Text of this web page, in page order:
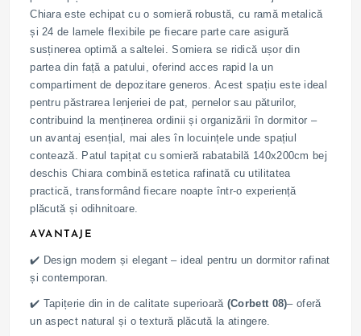
Chiara este echipat cu o somieră robustă, cu ramă metalică
și 24 de lamele flexibile pe fiecare parte care asigură
susținerea optimă a saltelei. Somiera se ridică ușor din
partea din față a patului, oferind acces rapid la un
compartiment de depozitare generos. Acest spațiu este ideal
pentru păstrarea lenjeriei de pat, pernelor sau păturilor,
contribuind la menținerea ordinii și organizării în dormitor –
un avantaj esențial, mai ales în locuințele unde spațiul
contează. Patul tapițat cu somieră rabatabilă 140x200cm bej
deschis Chiara combină estetica rafinată cu utilitatea
practică, transformând fiecare noapte într-o experiență
plăcută și odihnitoare.
AVANTAJE
✔️ Design modern și elegant – ideal pentru un dormitor rafinat
și contemporan.
✔️ Tapițerie din in de calitate superioară (Corbett 08)– oferă
un aspect natural și o textură plăcută la atingere.